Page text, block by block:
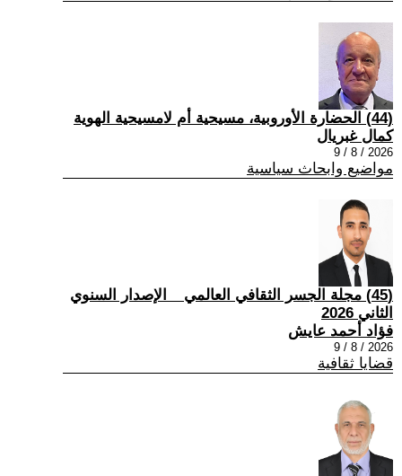
(44) الحضارة الأوروبية، مسيحية أم لامسيحية الهوية
كمال غبريال
2026 / 8 / 9
مواضيع وابحاث سياسية
(45) مجلة الجسر الثقافي العالمي _ الإصدار السنوي
الثاني 2026
فؤاد أحمد عايش
2026 / 8 / 9
قضايا ثقافية